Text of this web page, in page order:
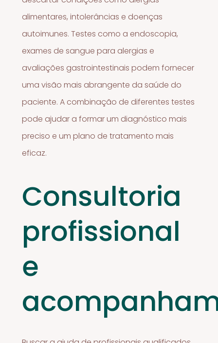
alimentares, intolerâncias e doenças
autoimunes. Testes como a endoscopia,
exames de sangue para alergias e
avaliações gastrointestinais podem fornecer
uma visão mais abrangente da saúde do
paciente. A combinação de diferentes testes
pode ajudar a formar um diagnóstico mais
preciso e um plano de tratamento mais
eficaz.
Consultoria
profissional
e